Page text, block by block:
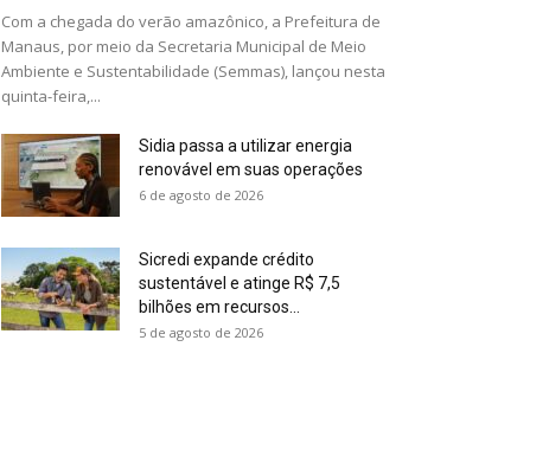
Com a chegada do verão amazônico, a Prefeitura de
Manaus, por meio da Secretaria Municipal de Meio
Ambiente e Sustentabilidade (Semmas), lançou nesta
quinta-feira,...
Sidia passa a utilizar energia
renovável em suas operações
6 de agosto de 2026
Sicredi expande crédito
sustentável e atinge R$ 7,5
bilhões em recursos...
5 de agosto de 2026